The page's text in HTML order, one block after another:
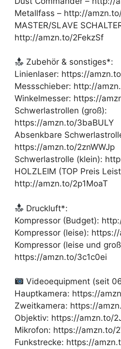
Metallfass – http://
MASTER/SLAVE
http://amzn.to/2FekzSf
Zubehör & sonstiges*:
Linienlaser: https://
Messschieber: http://
Winkelmesser: https://
Schwerlastrollen (groß):
https://amzn.to/3baBULY
Absenkbare
https://amzn.to/2znWWJp
Schwerlastrolle (klein):
HOLZLEIM (TOP Preis
http://amzn.to/2p1MoaT
Druckluft*:
Kompressor (Budget):
Kompressor (leise):
Kompressor (leise und
https://amzn.to/3c1c0ei
Videoequipment (seit
Hauptkamera: https://
Zweitkamera: https://
Objektiv: https://amzn.to/
Mikrofon: https://amzn.to/
Funkstrecke: https://